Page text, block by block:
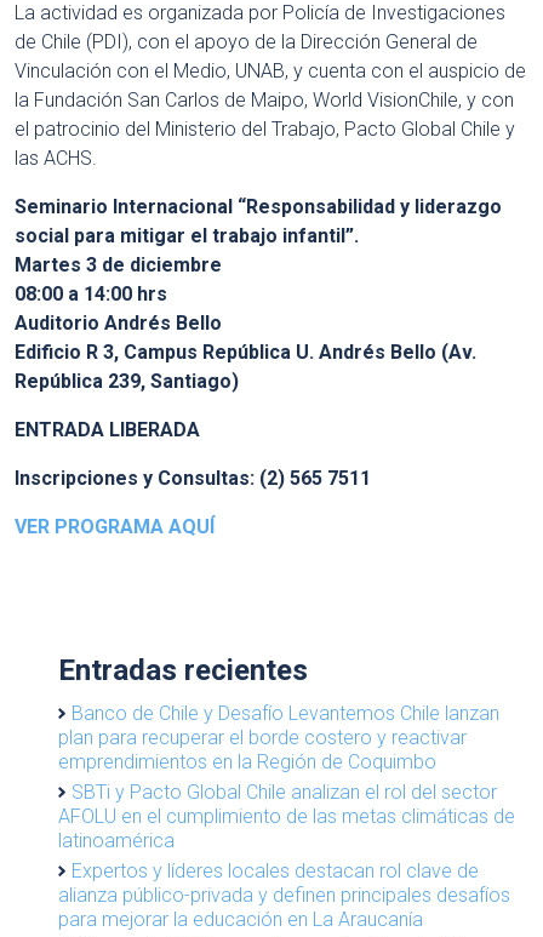
La actividad es organizada por Policía de Investigaciones
de Chile (PDI), con el apoyo de la Dirección General de
Vinculación con el Medio, UNAB, y cuenta con el auspicio de
la Fundación San Carlos de Maipo, World VisionChile, y con
el patrocinio del Ministerio del Trabajo, Pacto Global Chile y
las ACHS.
Seminario Internacional “Responsabilidad y liderazgo
social para mitigar el trabajo infantil”.
Martes 3 de diciembre
08:00 a 14:00 hrs
Auditorio Andrés Bello
Edificio R 3, Campus República U. Andrés Bello (Av.
República 239, Santiago)
ENTRADA LIBERADA
Inscripciones y Consultas: (2) 565 7511
VER PROGRAMA AQUÍ
Entradas recientes
Banco de Chile y Desafío Levantemos Chile lanzan
plan para recuperar el borde costero y reactivar
emprendimientos en la Región de Coquimbo
SBTi y Pacto Global Chile analizan el rol del sector
AFOLU en el cumplimiento de las metas climáticas de
latinoamérica
Expertos y líderes locales destacan rol clave de
alianza público-privada y definen principales desafíos
para mejorar la educación en La Araucanía